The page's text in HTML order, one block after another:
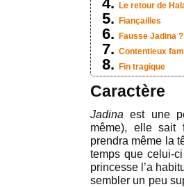
Le retour de
Fiançailles
Fausse Jadina ?
Contentieux
Fin tragique
Caractère
Jadina est une
même), elle sait
prendra même la
temps que celui-
princesse l’a
sembler un peu